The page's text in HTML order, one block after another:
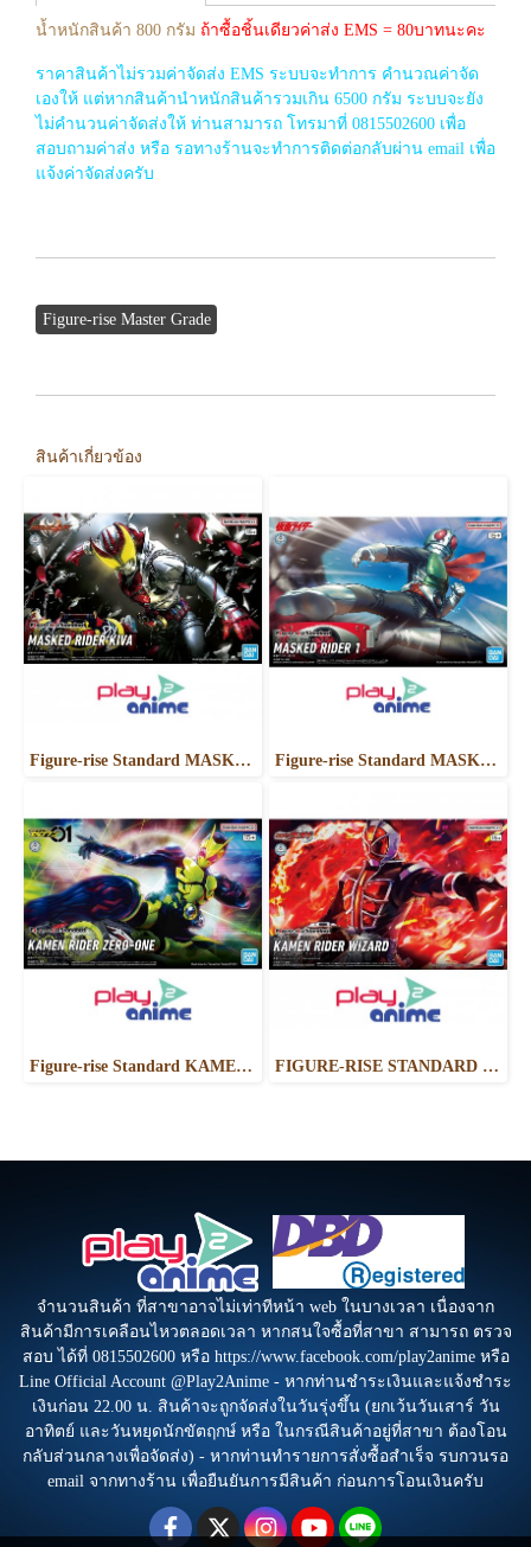
น้ำหนักสินค้า 800 กรัม ถ้าซื้อชิ้นเดียวค่าส่ง EMS = 80บาทนะคะ
ราคาสินค้าไม่รวมค่าจัดส่ง EMS ระบบจะทำการ คำนวณค่าจัด
เองให้ แต่หากสินค้านำหนักสินค้ารวมเกิน 6500 กรัม ระบบจะยัง
ไม่คำนวนค่าจัดส่งให้ ท่านสามารถ โทรมาที่ 0815502600 เพื่อ
สอบถามค่าส่ง หรือ รอทางร้านจะทำการติดต่อกลับผ่าน email เพื่อ
แจ้งค่าจัดส่งครับ
Figure-rise Master Grade
สินค้าเกี่ยวข้อง
Figure-rise Standard MASKED RIDER KIVA KIVA FORM Figure-rise Standard MASKED RIDER 1
Figure-rise Standard KAMEN RIDER ZERO-ONE RISING HOPPER FIGURE-RISE STANDARD KAMEN RIDER WIZARD FLAME STYLE
จำนวนสินค้า ที่สาขาอาจไม่เท่าทีหน้า web ในบางเวลา เนื่องจาก
สินค้ามีการเคลือนไหวตลอดเวลา หากสนใจซื้อที่สาขา สามารถ ตรวจ
สอบ ได้ที่ 0815502600 หรือ https://www.facebook.com/play2anime หรือ
Line Official Account @Play2Anime - หากท่านชำระเงินและแจ้งชำระ
เงินก่อน 22.00 น. สินค้าจะถูกจัดส่งในวันรุ่งขึ้น (ยกเว้นวันเสาร์ วัน
อาทิตย์ และวันหยุดนักขัตฤกษ์ หรือ ในกรณีสินค้าอยู่ที่สาขา ต้องโอน
กลับส่วนกลางเพื่อจัดส่ง) - หากท่านทำรายการสั่งซื้อสำเร็จ รบกวนรอ
email จากทางร้าน เพื่อยืนยันการมีสินค้า ก่อนการโอนเงินครับ